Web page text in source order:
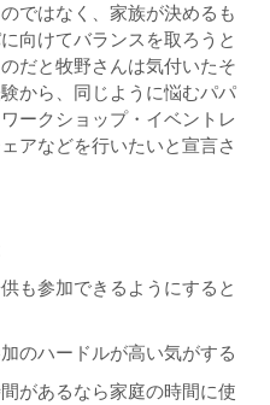
ではなく、家族が決めるも
向けてバランスを取ろうと
だと牧野さんは気付いたそ
から、同じように悩むパパ
ークショップ・イベントレ
アなどを行いたいと宣言さ
も参加できるようにすると
のハードルが高い気がする
があるなら家庭の時間に使